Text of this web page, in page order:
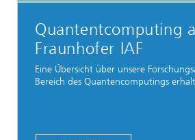
Quantentcomputing
Fraunhofer IAF
Eine Übersicht über unsere
Bereich des Quantencomputings